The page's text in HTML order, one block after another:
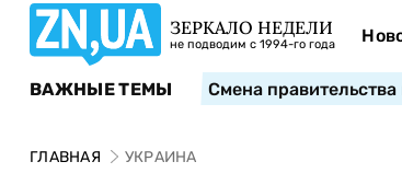
ЗЕРКАЛО НЕДЕЛИ
не подводим с 1994-го года
ВАЖНЫЕ ТЕМЫ Смена
ГЛАВНАЯ УКРАИНА